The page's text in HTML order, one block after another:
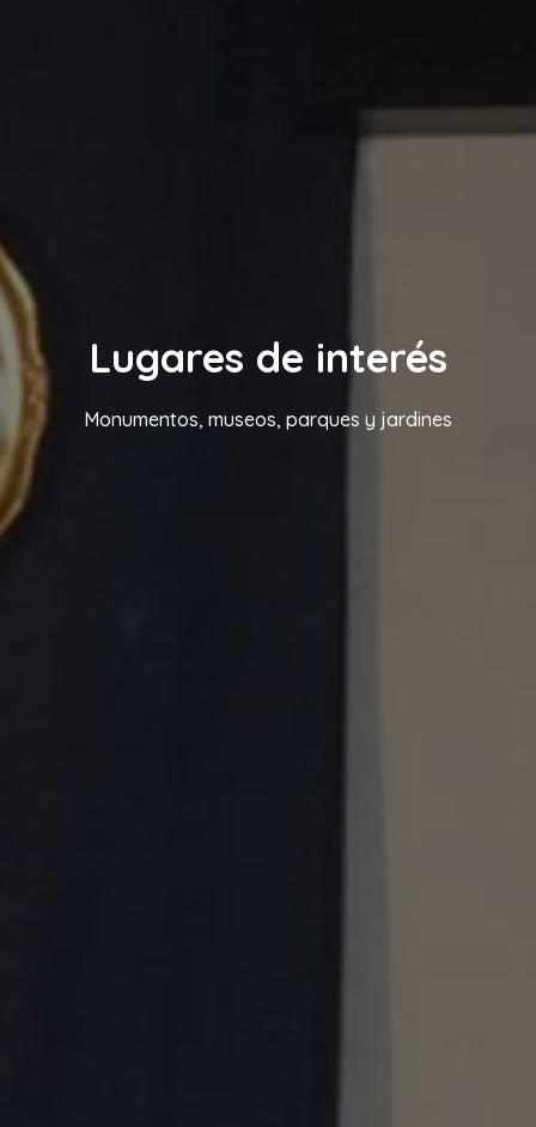
Lugares de interés
Monumentos, museos, parques y jardines